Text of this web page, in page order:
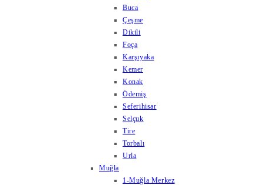
Buca
Çeşme
Dikili
Foça
Karşıyaka
Kemer
Konak
Ödemiş
Seferihisar
Selçuk
Tire
Torbalı
Urla
Muğla
1-Muğla Merkez